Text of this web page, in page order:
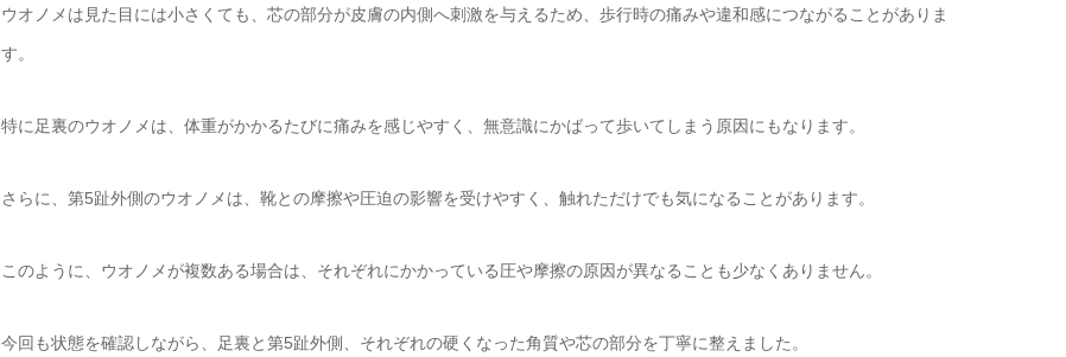
ウオノメは見た目には小さくても、芯の部分が皮膚の内側へ刺激を与えるため、歩行時の痛みや違和感につながることがありま
す。
特に足裏のウオノメは、体重がかかるたびに痛みを感じやすく、無意識にかばって歩いてしまう原因にもなります。
さらに、第5趾外側のウオノメは、靴との摩擦や圧迫の影響を受けやすく、触れただけでも気になることがあります。
このように、ウオノメが複数ある場合は、それぞれにかかっている圧や摩擦の原因が異なることも少なくありません。
今回も状態を確認しながら、足裏と第5趾外側、それぞれの硬くなった角質や芯の部分を丁寧に整えました。